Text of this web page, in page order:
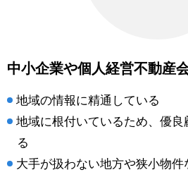
中小企業や個人経営不動産
地域の情報に精通している
地域に根付いているため、優
る
大手が扱わない地方や狭小物